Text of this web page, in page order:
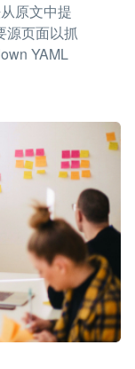
原文中提
源页面以抓
YAML